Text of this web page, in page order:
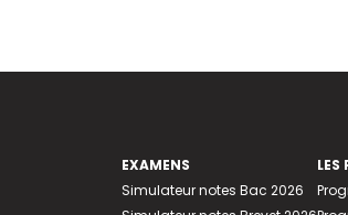
EXAMENS
Simulateur notes Bac 2026
LES